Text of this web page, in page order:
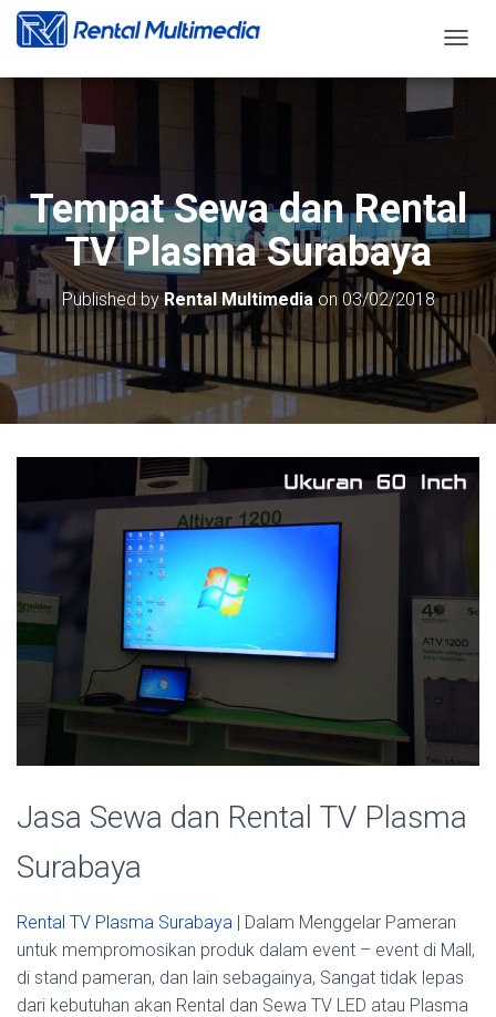
O
V
I
G
A
O
N
Tempat Sewa dan Rental
TV Plasma Surabaya
Published byRental Multimediaon 03/02/2018
Jasa Sewa dan Rental TV Plasma
Surabaya
Rental TV Plasma Surabaya | Dalam Menggelar Pameran
untuk mempromosikan produk dalam event – event di Mall,
di stand pameran, dan lain sebagainya, Sangat tidak lepas
dari kebutuhan akan Rental dan Sewa TV LED atau Plasma